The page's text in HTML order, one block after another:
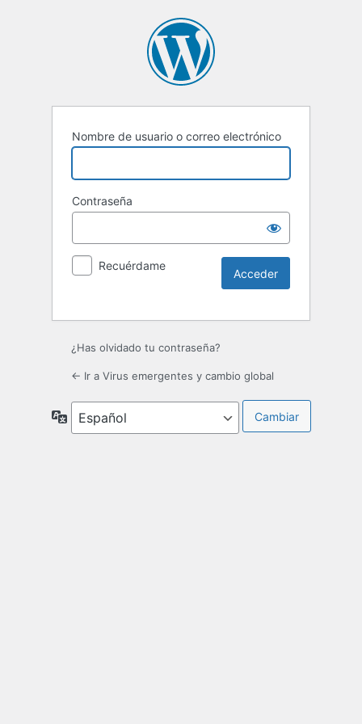
Nombre de usuario o correo electrónico
Contraseña
Recuérdame
¿Has olvidado tu contraseña?
← Ir a Virus emergentes y cambio global
Idioma